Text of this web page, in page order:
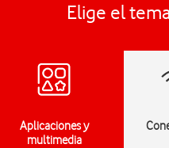
Elige el
Aplicaciones y
multimedia